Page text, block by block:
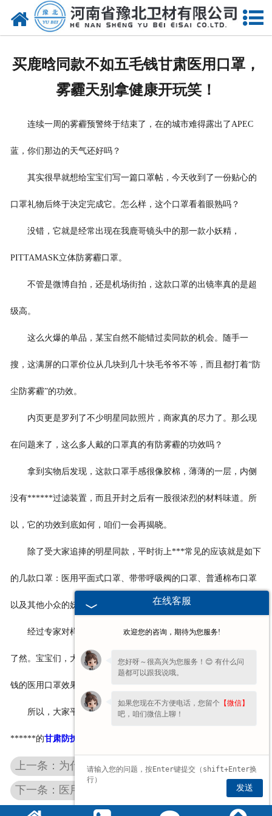
网站首页
人才招聘
联系我们
买鹿晗同款不如五毛钱甘肃医用口罩，
雾霾天别拿健康开玩笑！
连续一周的雾霾预警终于结束了，在的城市难得露出了APEC
蓝，你们那边的天气还好吗？
其实很早就想给宝宝们写一篇口罩帖，今天收到了一份贴心的
口罩礼物后终于决定完成它。怎么样，这个口罩看着眼熟吗？
没错，它就是经常出现在我鹿哥镜头中的那一款小妖精，
PITTAMASK立体防雾霾口罩。
不管是微博自拍，还是机场街拍，这款口罩的出镜率真的是超
级高。
这么火爆的单品，某宝自然不能错过卖同款的机会。随手一
搜，这满屏的口罩价位从几块到几十块毛爷爷不等，而且都打着“防
尘防雾霾”的功效。
内页更是罗列了不少明星同款照片，商家真的尽力了。那么现
在问题来了，这么多人戴的口罩真的有防雾霾的功效吗？
拿到实物后发现，这款口罩手感很像胶棉，薄薄的一层，内侧
没有******过滤装置，而且开封之后有一股很浓烈的材料味道。所
以，它的功效到底如何，咱们一会再揭晓。
除了受大家追捧的明星同款，平时街上***常见的应该就是如下
的几款口罩：医用平面式口罩、带带呼吸阀的口罩、普通棉布口罩
以及其他小众的妖艳贱货。
经过专家对样本进行检测后，这些口罩的防护和过滤效果一目
了然。宝宝们，大家花了那么多毛爷爷抢购的明星同款，真的连5毛
钱的医用口罩效果都不如！
所以，大家平时买明星同款可以，但是雾霾天出行还是佩戴
******的甘肃防护口罩
上一条：为什么要选择使用甘肃医用口罩？
下一条：医用防护服与隔离衣采购概念区分
在线客服
欢迎您的咨询，期待为您服务!
您好呀～很高兴为您服务！😊 有什么问
题都可以跟我说哦。
如果您现在不方便电话，您留个 【微信】
吧，咱们微信上聊！
发送